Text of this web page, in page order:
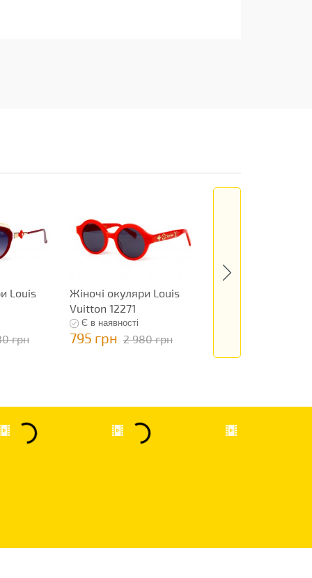
Louis
грн
Жіночі окуляри Louis
Vuitton 12271
Є в наявності
795 грн 2 980 грн